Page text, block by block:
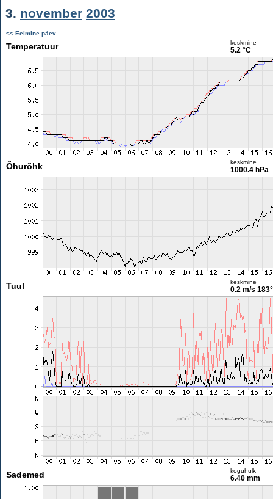
3. november 2003
<< Eelmine päev
Temperatuur keskmine
5.2 °C
Õhurõhk keskmine
1000.4 hPa
Tuul keskmine
0.2 m/s 183°
Sademed koguhulk
6.40 mm